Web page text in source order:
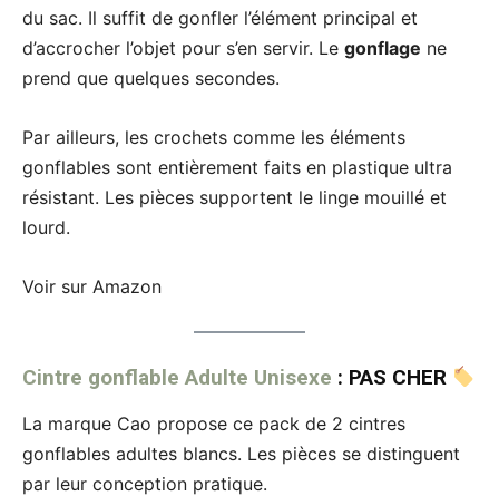
du sac. Il suffit de gonfler l’élément principal et
d’accrocher l’objet pour s’en servir. Le gonflage ne
prend que quelques secondes.
Par ailleurs, les crochets comme les éléments
gonflables sont entièrement faits en plastique ultra
résistant. Les pièces supportent le linge mouillé et
lourd.
Voir sur Amazon
Cintre gonflable Adulte Unisexe : PAS CHER
La marque Cao propose ce pack de 2 cintres
gonflables adultes blancs. Les pièces se distinguent
par leur conception pratique.